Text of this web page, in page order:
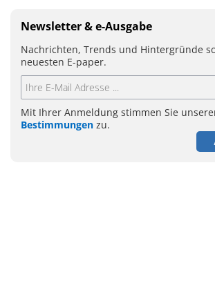
Newsletter & e-Ausgabe
Nachrichten, Trends und Hintergründe
neuesten E-paper.
Mit Ihrer Anmeldung stimmen Sie
Bestimmungen zu.